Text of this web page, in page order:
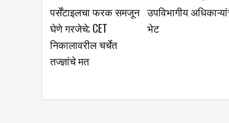
अर्चनाताई पाटील यांच्या
नाविन्यपूर्ण उपक्रमास
पालकांचा प्रतिसाद
पिकास उच्चांकी भाव